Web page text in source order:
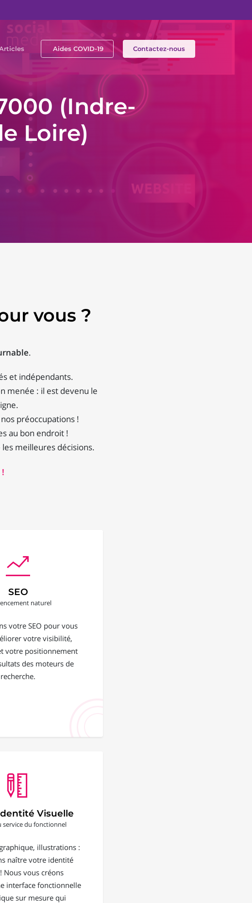
Aides COVID-19 Contactez-nous
(Indre-
Loire)
vous ?
.
et indépendants.
menée : il est devenu le
préoccupations !
au bon endroit !
meilleures décisions.
SEO
naturel
votre SEO pour vous
votre visibilité,
votre positionnement
des moteurs de
recherche.
Visuelle
service du fonctionnel
illustrations :
naître votre identité
Nous vous créons
interface fonctionnelle
sur mesure qui